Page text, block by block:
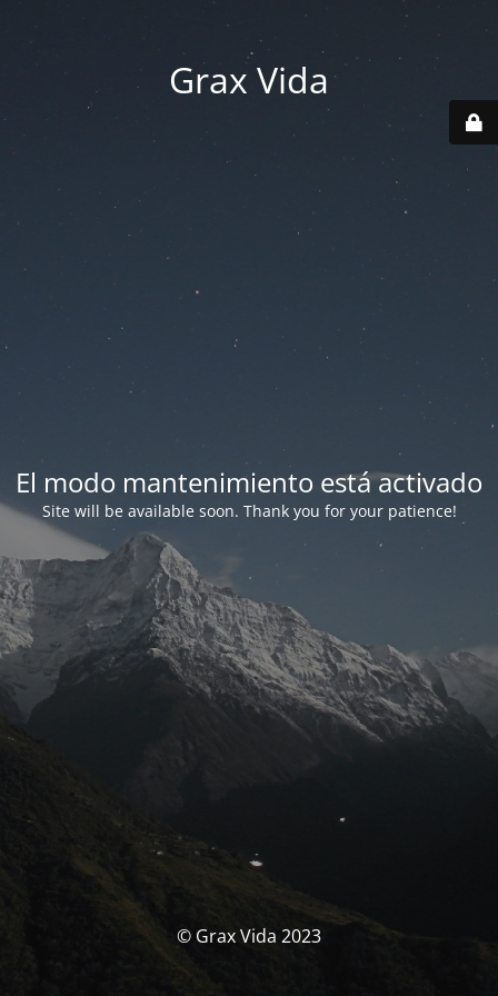
Grax Vida
El modo mantenimiento está activado
Site will be available soon. Thank you for your patience!
© Grax Vida 2023